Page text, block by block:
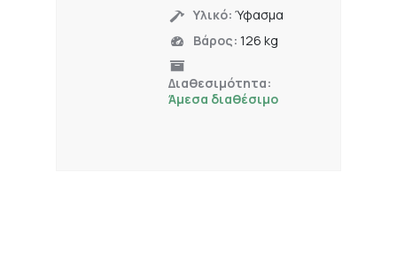
Υλικό: Ύφασμα
Βάρος: 126 kg
Διαθεσιμότητα:
Άμεσα διαθέσιμο